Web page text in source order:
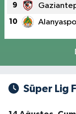
9
10
Süper Lig